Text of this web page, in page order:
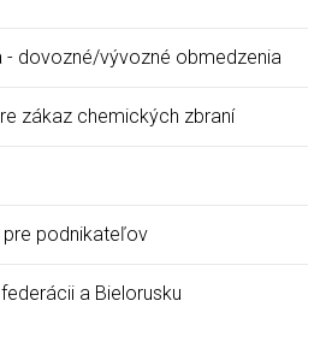
- dovozné/vývozné obmedzenia
zákaz chemických zbraní
pre podnikateľov
a Bielorusku